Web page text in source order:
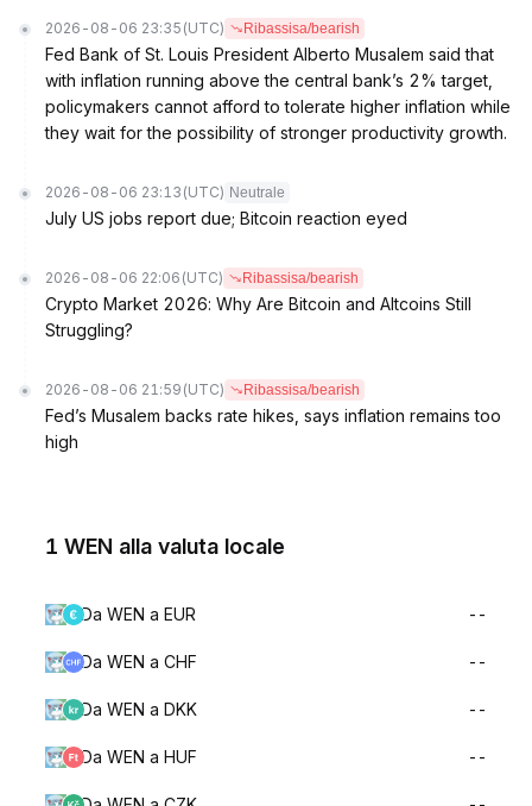
2026-08-06 23:35 (UTC) Ribassisa/bearish
Fed Bank of St. Louis President Alberto Musalem said that
with inflation running above the central bank’s 2% target,
policymakers cannot afford to tolerate higher inflation while
they wait for the possibility of stronger productivity growth.
2026-08-06 23:13 (UTC) Neutrale
July US jobs report due; Bitcoin reaction eyed
2026-08-06 22:06 (UTC) Ribassisa/bearish
Crypto Market 2026: Why Are Bitcoin and Altcoins Still
Struggling?
2026-08-06 21:59 (UTC) Ribassisa/bearish
Fed’s Musalem backs rate hikes, says inflation remains too
high
1 WEN alla valuta locale
Da WEN a EUR --
Da WEN a CHF --
Da WEN a DKK --
Da WEN a HUF --